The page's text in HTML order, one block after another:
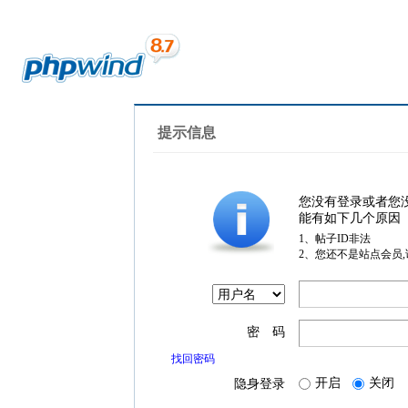
提示信息
您没有登录或者您
能有如下几个原因
1、帖子ID非法
2、您还不是站点会员
密 码
找回密码
隐身登录 开启 关闭